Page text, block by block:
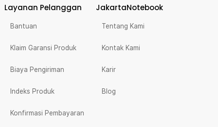
Layanan Pelanggan
Bantuan
Klaim Garansi Produk
Biaya Pengiriman
Indeks Produk
Konfirmasi Pembayaran
JakartaNotebook
Tentang Kami
Kontak Kami
Karir
Blog